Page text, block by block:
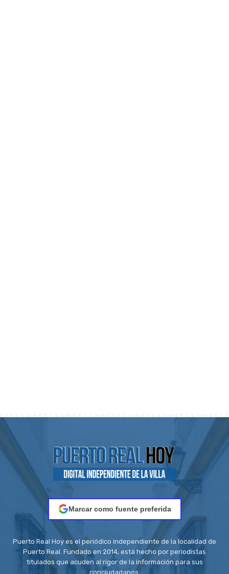
Marcar como fuente preferida
Puerto Real Hoy es el periódico independiente de la localidad de
Puerto Real. Fundado en 2014, está hecho por periodistas
titulados que acuden al rigor de la información para sus
conciudadanos.